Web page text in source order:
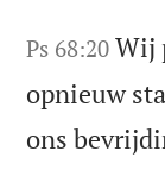
Ps 68:20 Wij
opnieuw
ons